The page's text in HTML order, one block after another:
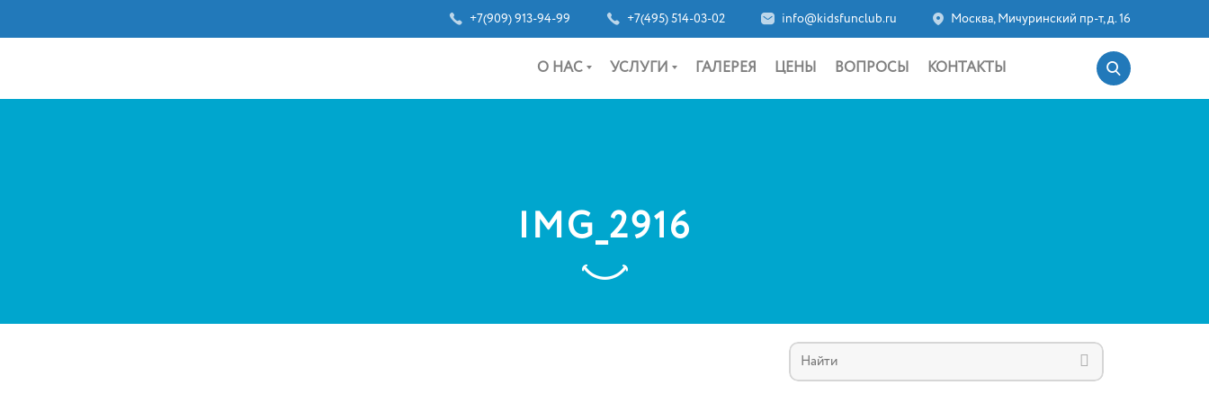
+7(909) 913-94-99 +7(495) 514-03-02 info@kidsfunclub.ru Москва, Мичуринский пр-т, д. 16
О НАС УСЛУГИ ГАЛЕРЕЯ ЦЕНЫ ВОПРОСЫ КОНТАКТЫ
IMG_2916